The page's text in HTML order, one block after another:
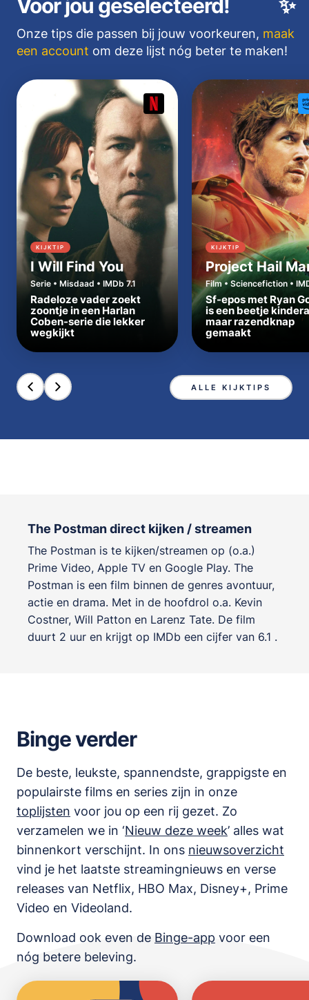
✨
Voor jou geselecteerd!
Onze tips die passen bij jouw voorkeuren, maak
een account om deze lijst nóg beter te maken!
KIJKTIP
I Will Find You
Serie • Misdaad • IMDb 7.1
Radeloze vader zoekt
zoontje in een Harlan
Coben-serie die lekker
wegkijkt
KIJKTIP
Project Hail
Film • Sciencefiction •
Sf-epos met Ryan
is een beetje
maar razendknap
gemaakt
ALLE KIJKTIPS
The Postman direct kijken / streamen
The Postman is te kijken/streamen op (o.a.)
Prime Video, Apple TV en Google Play. The
Postman is een film binnen de genres avontuur,
actie en drama. Met in de hoofdrol o.a. Kevin
Costner, Will Patton en Larenz Tate. De film
duurt 2 uur en krijgt op IMDb een cijfer van 6.1 .
Binge verder
De beste, leukste, spannendste, grappigste en
populairste films en series zijn in onze
toplijsten voor jou op een rij gezet. Zo
verzamelen we in ‘Nieuw deze week’ alles wat
binnenkort verschijnt. In ons nieuwsoverzicht
vind je het laatste streamingnieuws en verse
releases van Netflix, HBO Max, Disney+, Prime
Video en Videoland.
Download ook even de Binge-app voor een
nóg betere beleving.